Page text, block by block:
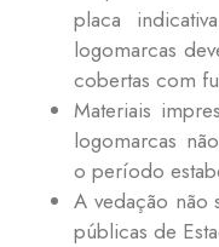
placa
logomarcas
cobertas com
Materiais
logomarcas
o período
A vedação não
públicas de